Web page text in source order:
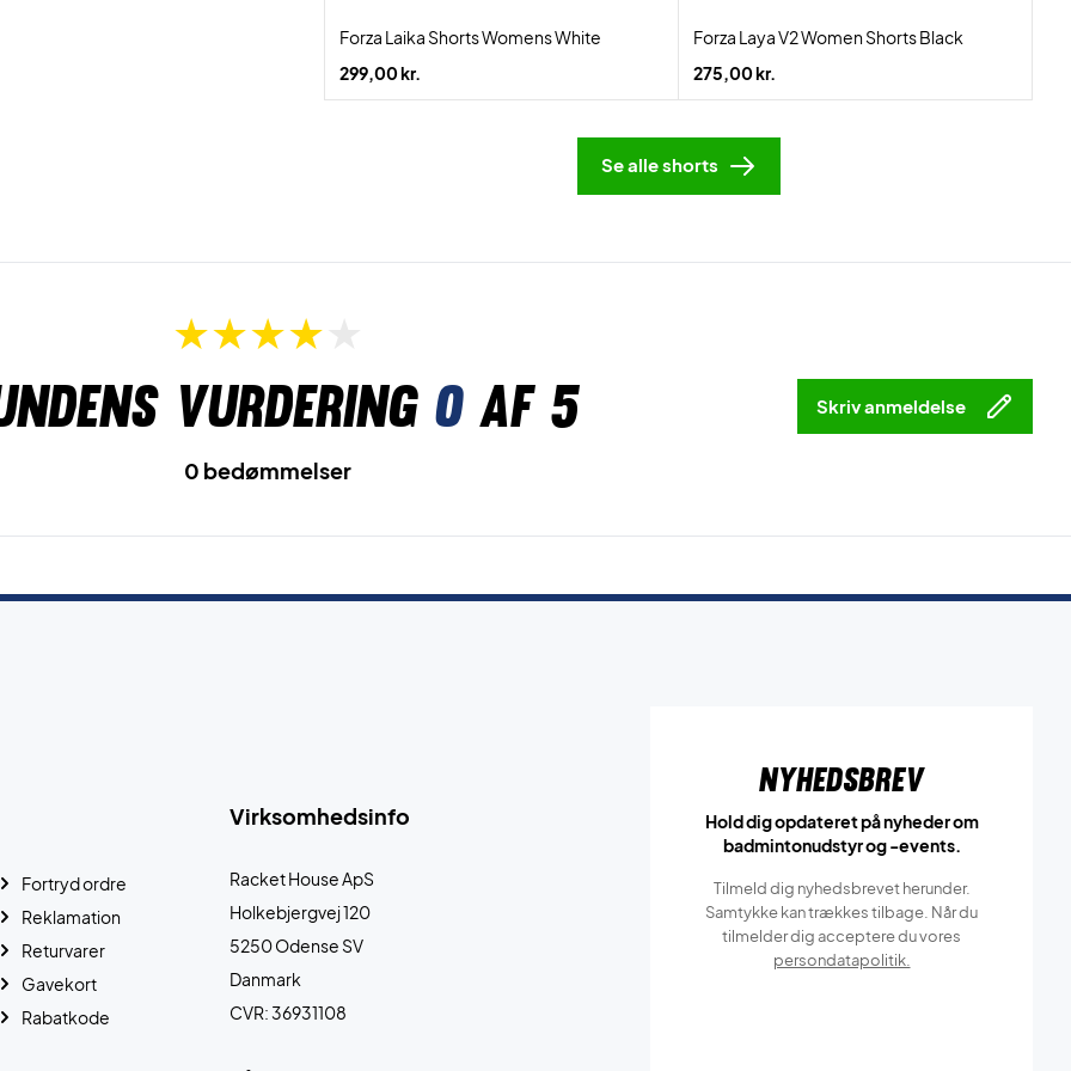
Forza Laika Shorts Womens White
299,00 kr.
Forza Laya V2 Women Shorts Black
275,00 kr.
Se alle shorts
vurdering 0af 5 Skriv anmeldelse
0 bedømmelser
Virksomhedsinfo
Racket House ApS
Holkebjergvej 120
5250 Odense SV
Danmark
CVR: 36931108
Fortryd ordre
Reklamation
Returvarer
Gavekort
Rabatkode
Nyhedsbrev
Hold dig opdateret på nyheder om
badmintonudstyr og -events.
Tilmeld dig nyhedsbrevet herunder.
Samtykke kan trækkes tilbage. Når du
tilmelder dig acceptere du vores
persondatapolitik.